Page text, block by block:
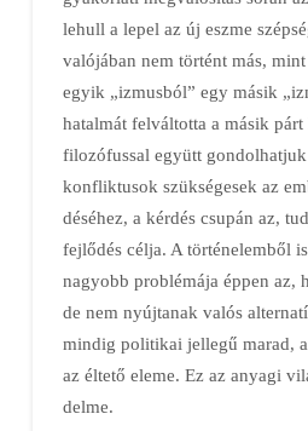
lehull a lepel az új eszme
valójában nem történt más,
egyik „izmusból” egy másik
hatalmát felváltotta a másik
filozófussal együtt
konfliktusok szük­sé­gesek az
dé­séhez, a kérdés csupán az,
fejlődés célja. A tör­té­nel­emből
nagyobb problémája éppen az,
de nem nyújtanak valós
mindig politikai jellegű marad,
az éltető eleme. Ez az anyagi
del­me.